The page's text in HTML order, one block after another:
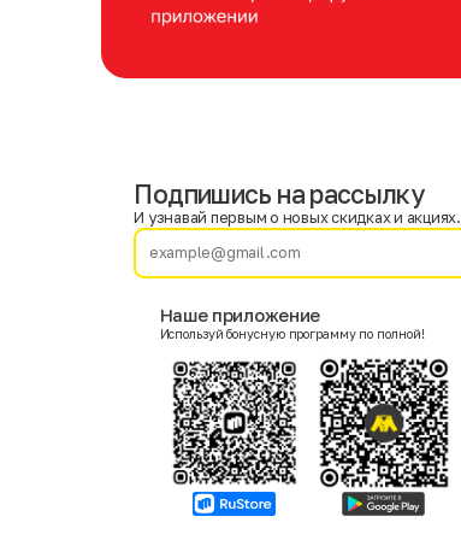
Фамилия
Женский
Согласие на получение чеков по электронной почте
Подпишись на рассылку
И узнавай первым о новых скидках и акциях.
Наше приложение
Используй бонусную программу по полной!